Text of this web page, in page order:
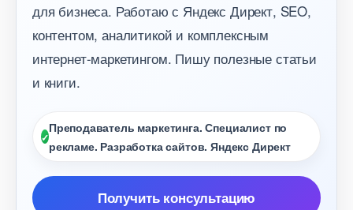
для бизнеса. Работаю с Яндекс Директ, SEO,
контентом, аналитикой и комплексным
интернет-маркетингом. Пишу полезные статьи
и книги.
Преподаватель маркетинга. Специалист по
рекламе. Разработка сайтов. Яндекс Директ
Получить консультацию